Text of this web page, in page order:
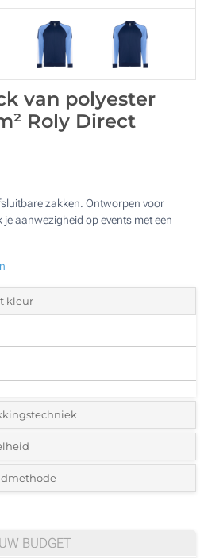
van polyester
Roly Direct
zakken. Ontworpen voor
aanwezigheid op events met een
kleur
van het logo:
bestelling)
BUDGET